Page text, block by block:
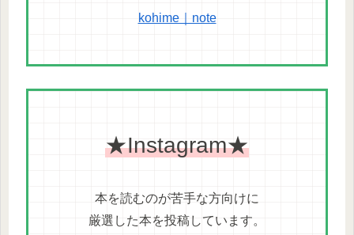
kohime｜note
★Instagram★
本を読むのが苦手な方向けに
厳選した本を投稿しています。